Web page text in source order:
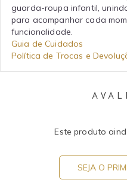
guarda-roupa infantil,
para acompanhar cada
funcionalidade.
Guia de Cuidados
Política de Trocas e
Este produto
SEJA O